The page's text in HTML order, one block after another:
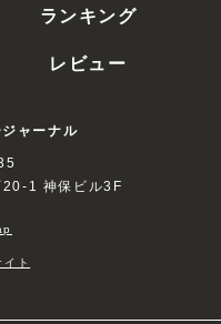
ランキング
レビュー
ャーナル
20-1 神保ビル3F
ト